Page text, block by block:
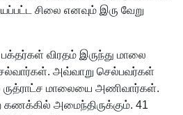
சிலை எனவும் இரு வேறு
விரதம் இருந்து மாலை
அவ்வாறு செல்பவர்கள்
ருத்ராட்ச மாலையை அணிவார்கள்.
அமைந்திருக்கும். 41